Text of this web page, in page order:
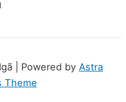
| Powered by Astra
Theme